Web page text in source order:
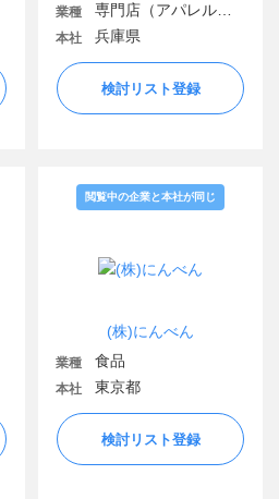
業種
本社 兵庫県
検討リスト登録
(株)にんべん
閲覧中の企業と本社が同じ
業種 食品
本社 東京都
検討リスト登録